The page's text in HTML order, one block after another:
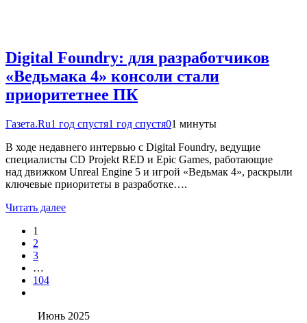
Digital Foundry: для разработчиков
«Ведьмака 4» консоли стали
приоритетнее ПК
Газета.Ru1 год спустя1 год спустя01 минуты
В ходе недавнего интервью с Digital Foundry, ведущие
специалисты CD Projekt RED и Epic Games, работающие
над движком Unreal Engine 5 и игрой «Ведьмак 4», раскрыли
ключевые приоритеты в разработке….
Читать далее
1
2
3
…
104
Июнь 2025